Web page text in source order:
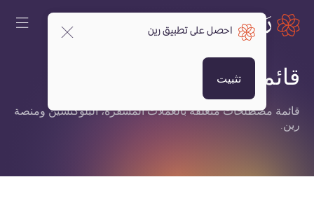
قائمة المصطلحات:
قائمة مصطلحات متعلقة بالعملات المشفرة، البلوكتشين ومنصة
رين.
احصل على تطبيق رين
تثبيت